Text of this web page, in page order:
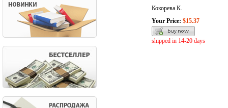
Кокорева К.
Your Price: $15.37
shipped in 14-20 days